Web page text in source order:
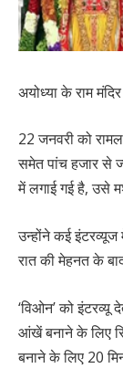
अयोध्या के राम
22 जनवरी को
समेत पांच हजार से
में लगाई गई है, उसे
उन्होंने कई
रात की मेहनत के
‘विओन’ को इंटरव्यू
आंखें बनाने के लिए
बनाने के लिए 20